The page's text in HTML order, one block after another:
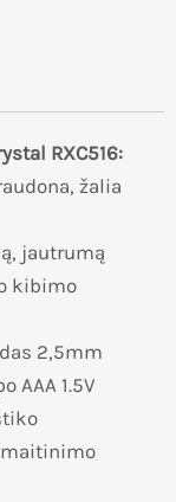
RXC516:
žalia
jautrumą
kibimo
2,5mm
AAA 1.5V